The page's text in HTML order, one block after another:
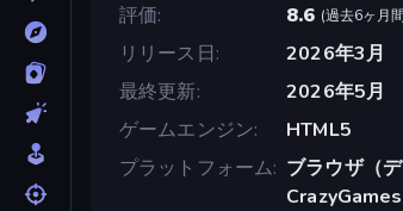
評価
8.6 (過去6ヶ月
リリース日
2026年3月
最終更新
2026年5月
ゲームエンジン
HTML5
プラットフォーム ブラウザ（